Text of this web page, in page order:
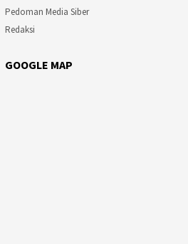
Pedoman Media Siber
Redaksi
GOOGLE MAP